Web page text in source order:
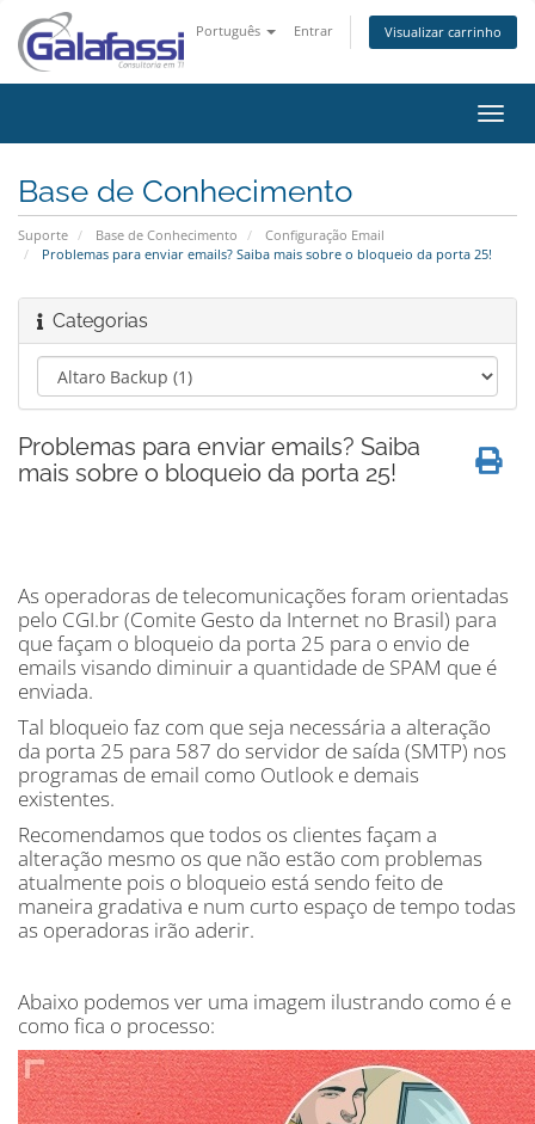
Português Entrar Visualizar carrinho
Base de Conhecimento
Suporte Base de Conhecimento
Configuração Email
Problemas para enviar emails? Saiba mais sobre o bloqueio da porta 25!
Categorias
Problemas para enviar emails? Saiba
mais sobre o bloqueio da porta 25!
As operadoras de telecomunicações foram orientadas
pelo CGI.br (Comite Gesto da Internet no Brasil) para
que façam o bloqueio da porta 25 para o envio de
emails visando diminuir a quantidade de SPAM que é
enviada.
Tal bloqueio faz com que seja necessária a alteração
da porta 25 para 587 do servidor de saída (SMTP) nos
programas de email como Outlook e demais
existentes.
Recomendamos que todos os clientes façam a
alteração mesmo os que não estão com problemas
atualmente pois o bloqueio está sendo feito de
maneira gradativa e num curto espaço de tempo todas
as operadoras irão aderir.
Abaixo podemos ver uma imagem ilustrando como é e
como fica o processo: